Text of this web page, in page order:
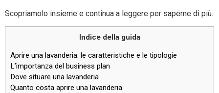
Scopriamolo insieme e continua a leggere per saperne di più.
Indice della guida
Aprire una lavanderia: le caratteristiche e le tipologie
L’importanza del business plan
Dove situare una lavanderia
Quanto costa aprire una lavanderia